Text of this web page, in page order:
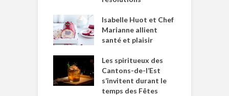
Isabelle Huot et Chef
Marianne allient
santé et plaisir
Les spiritueux des
Cantons-de-l’Est
s’invitent durant le
temps des Fêtes